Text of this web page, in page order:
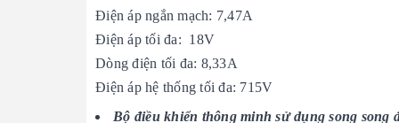
Điện áp ngắn mạch: 7,47A
Điện áp tối đa: 18V
Dòng điện tối đa: 8,33A
Điện áp hệ thống tối đa: 715V
Bộ điều khiển thông minh sử dụng song